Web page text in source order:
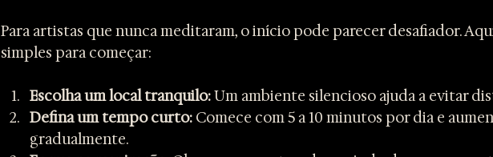
Para artistas que nunca meditaram, o início pode parecer desafiador.
simples para começar:
Escolha um local tranquilo: Um ambiente silencioso ajuda a evitar
Defina um tempo curto: Comece com 5 a 10 minutos por dia e
gradualmente.